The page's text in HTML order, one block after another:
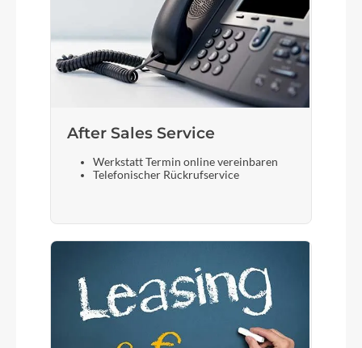
After Sales Service
Werkstatt Termin online vereinbaren
Telefonischer Rückrufservice